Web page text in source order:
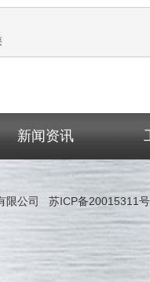
新闻资讯
限公司 苏ICP备20015311